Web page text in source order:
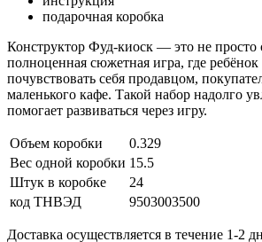
подарочная коробка
Конструктор Фуд-киоск — это не просто
полноценная сюжетная игра, где
почувствовать себя продавцом,
маленького кафе. Такой набор надолго
помогает развиваться через игру.
Объем коробки
0.329
Вес одной коробки 15.5
Штук в коробке
24
код ТНВЭД
9503003500
Доставка осуществляется в течение 1-2